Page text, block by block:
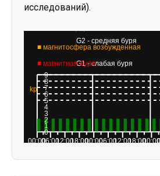
исследований).